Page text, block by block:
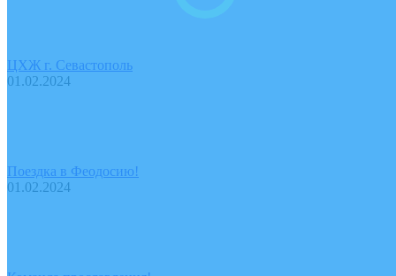
ЦХЖ г. Севастополь
01.02.2024
Поездка в Феодосию!
01.02.2024